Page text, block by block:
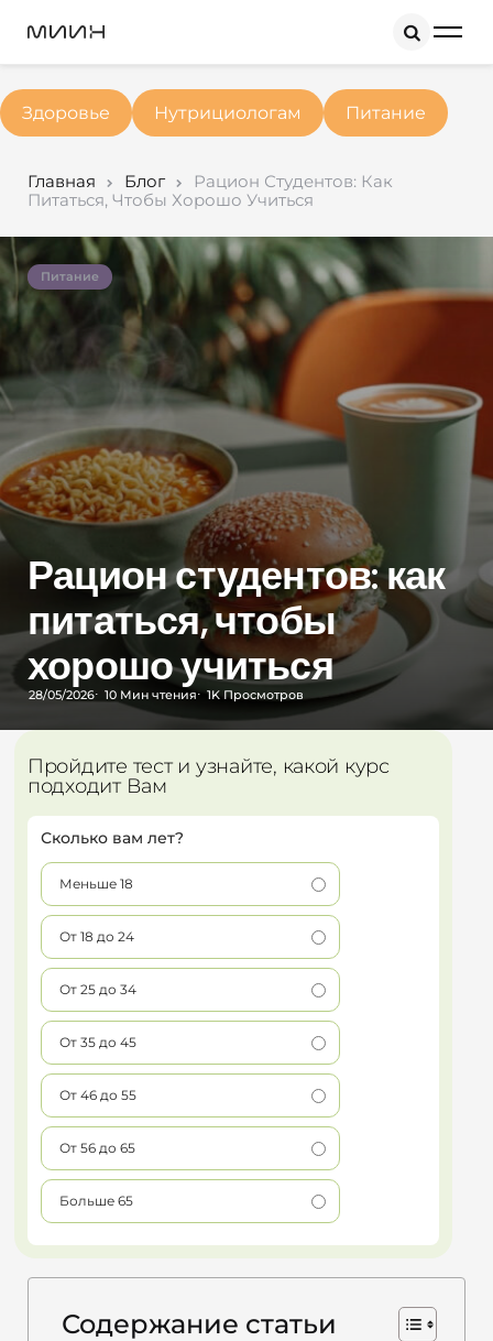
Здоровье Нутрициологам Питание
Главная Блог
Рацион Студентов: Как
Питаться, Чтобы Хорошо Учиться
Питание
Рацион студентов: как
питаться, чтобы
хорошо учиться
28/05/2026 10 Мин чтения 1K Просмотров
Пройдите тест и узнайте, какой курс
подходит Вам
Сколько вам лет?
Меньше 18
От 18 до 24
От 25 до 34
От 35 до 45
От 46 до 55
От 56 до 65
Больше 65
Содержание статьи